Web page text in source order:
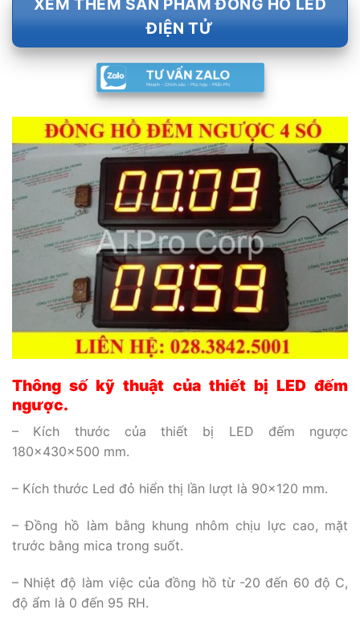
ĐIỆN TỬ
Thông số kỹ thuật của thiết bị LED đếm
ngược.
– Kích thước của thiết bị LED đếm ngược
180x430x500 mm.
– Kích thước Led đỏ hiển thị lần lượt là 90×120 mm.
– Đồng hồ làm bằng khung nhôm chịu lực cao, mặt
trước bằng mica trong suốt.
– Nhiệt độ làm việc của đồng hồ từ -20 đến 60 độ C,
độ ẩm là 0 đến 95 RH.